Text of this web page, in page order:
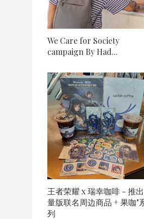
We Care for Society
campaign By Had...
王者荣耀 x 瑞幸咖啡 - 推
量版联名周边商品 + 果咖"
列